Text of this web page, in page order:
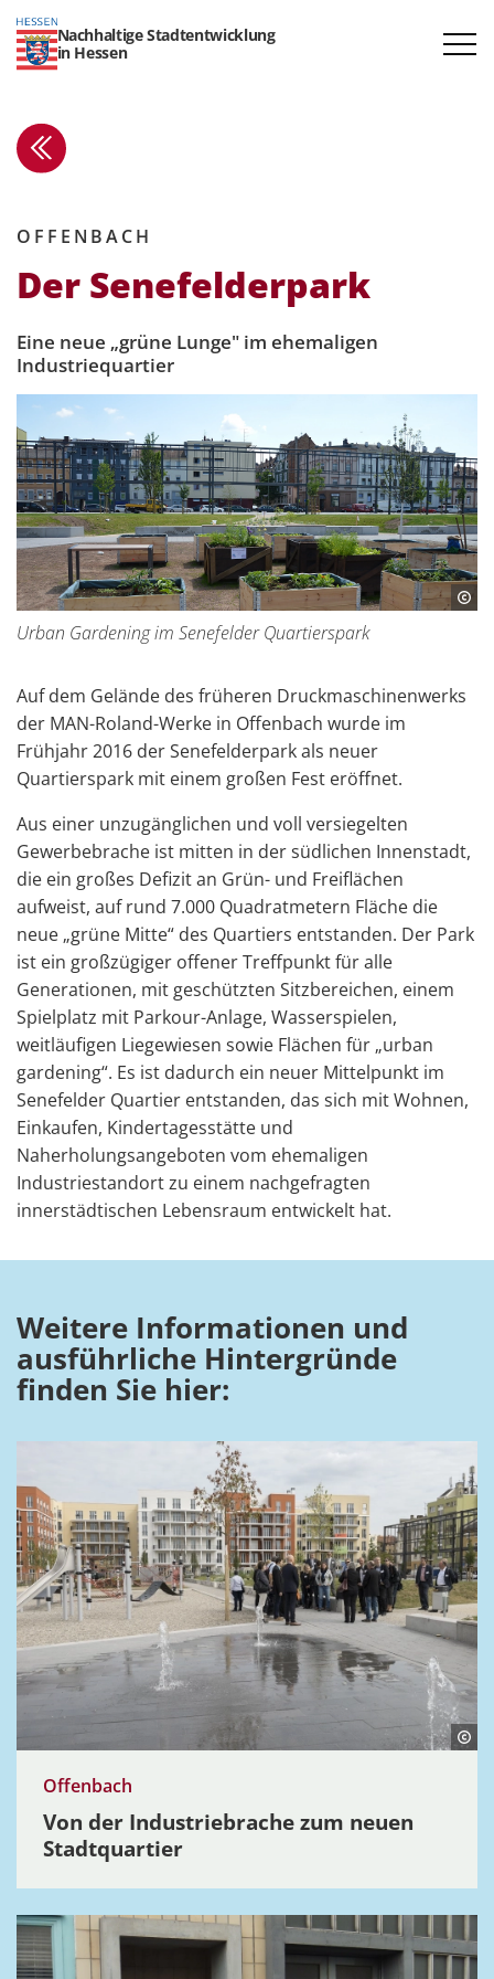
Nachhaltige Stadtentwicklung
in Hessen
OFFENBACH
Der Senefel­derpark
Eine neue „grüne Lunge" im ehemaligen
Industriequartier
Urban Gardening im Senefelder Quartierspark
Auf dem Gelände des früheren Druckmaschinenwerks
der MAN-Roland-Werke in Offenbach wurde im
Frühjahr 2016 der Senefelderpark als neuer
Quartierspark mit einem großen Fest eröffnet.
Aus einer unzugänglichen und voll versiegelten
Gewerbebrache ist mitten in der südlichen Innenstadt,
die ein großes Defizit an Grün- und Freiflächen
aufweist, auf rund 7.000 Quadratmetern Fläche die
neue „grüne Mitte“ des Quartiers entstanden. Der Park
ist ein großzügiger offener Treffpunkt für alle
Generationen, mit geschützten Sitzbereichen, einem
Spielplatz mit Parkour-Anlage, Wasserspielen,
weitläufigen Liegewiesen sowie Flächen für „urban
gardening“. Es ist dadurch ein neuer Mittelpunkt im
Senefelder Quartier entstanden, das sich mit Wohnen,
Einkaufen, Kindertagesstätte und
Naherholungsangeboten vom ehemaligen
Industriestandort zu einem nachgefragten
innerstädtischen Lebensraum entwickelt hat.
Weitere Informationen und
ausführliche Hintergründe
finden Sie hier:
Offenbach
Von der Indus­trieb­rache zum neuen
Stadt­quartier